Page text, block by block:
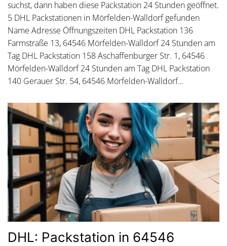
suchst, dann haben diese Packstation 24 Stunden geöffnet.
5 DHL Packstationen in Mörfelden-Walldorf gefunden
Name Adresse Öffnungszeiten DHL Packstation 136
Farmstraße 13, 64546 Mörfelden-Walldorf 24 Stunden am
Tag DHL Packstation 158 Aschaffenburger Str. 1, 64546
Mörfelden-Walldorf 24 Stunden am Tag DHL Packstation
140 Gerauer Str. 54, 64546 Mörfelden-Walldorf…
DHL: Packstation in 64546